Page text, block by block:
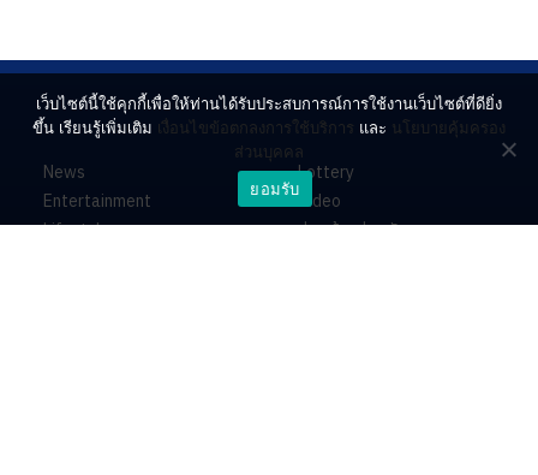
News
Entertainment
Lifestyle
Lottery
Video
ร่วมด้วยช่วยกัน
เว็บไซต์นี้ใช้คุกกี้เพื่อให้ท่านได้รับประสบการณ์การใช้งานเว็บไซต์ที่ดียิ่ง
ขึ้น เรียนรู้เพิ่มเติม เงื่อนไขข้อตกลงการใช้บริการ และ นโยบายคุ้มครอง
ส่วนบุคคล
ยอมรับ